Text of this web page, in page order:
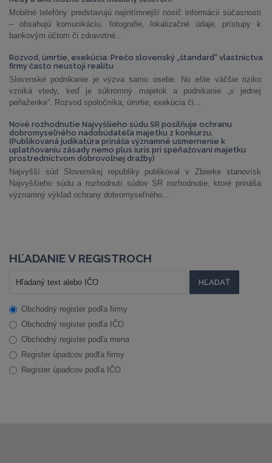
Mobilné telefóny predstavujú najintímnejší nosič informácií súčasnosti
– obsahujú komunikáciu, fotografie, lokalizačné údaje, prístupy k
bankovým účtom či zdravotné...
Rozvod, úmrtie, exekúcia: Prečo slovenský „štandard“ vlastníctva
firmy často neustojí realitu
Slovenské podnikanie je výzva samo osebe. No ešte väčšie riziko
vzniká vtedy, keď je súkromný majetok a podnikanie „v jednej
peňaženke“. Rozvod spoločníka, úmrtie, exekúcia či...
Nové rozhodnutie Najvyššieho súdu SR posilňuje ochranu
dobromyseľného nadobúdateľa majetku z konkurzu.
(Publikovaná judikatúra prináša významné usmernenie k
uplatňovaniu zásady nemo plus iuris pri speňažovaní majetku
prostredníctvom dobrovoľnej dražby)
Najvyšší súd Slovenskej republiky publikoval v Zbierke stanovísk
Najvyššieho súdu a rozhodnutí súdov SR rozhodnutie, ktoré prináša
významný výklad ochrany dobromyseľného...
HĽADANIE V REGISTROCH
Obchodný register podľa firmy
Obchodný register podľa IČO
Obchodný register podľa mena
Register úpadcov podľa firmy
Register úpadcov podľa IČO